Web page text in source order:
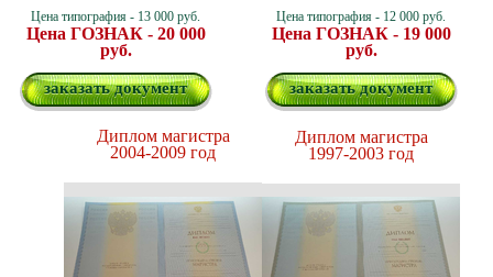
Цена типография - 13 000 руб.
Цена ГОЗНАК - 20 000
руб.
заказать документ
Цена типография - 12 000 руб.
Цена ГОЗНАК - 19 000
руб.
заказать документ
Диплом магистра
2004-2009 год
Диплом магистра
1997-2003 год